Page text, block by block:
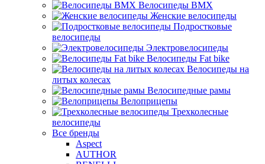
Велосипеды BMX
Женские велосипеды
Подростковые
велосипеды
Электровелосипеды
Велосипеды Fat bike
Велосипеды на
литых колесах
Велосипедные рамы
Велоприцепы
Трехколесные
велосипеды
Все бренды
Aspect
AUTHOR